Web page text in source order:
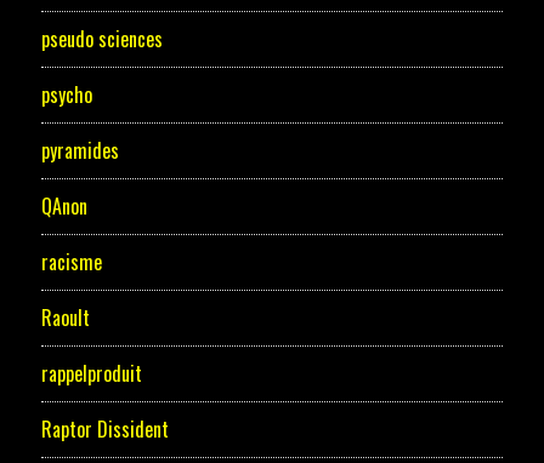
pseudo sciences
psycho
pyramides
QAnon
racisme
Raoult
rappelproduit
Raptor Dissident